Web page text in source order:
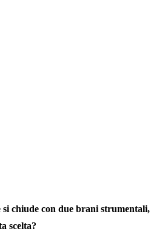
si chiude con due brani strumentali,
scelta?